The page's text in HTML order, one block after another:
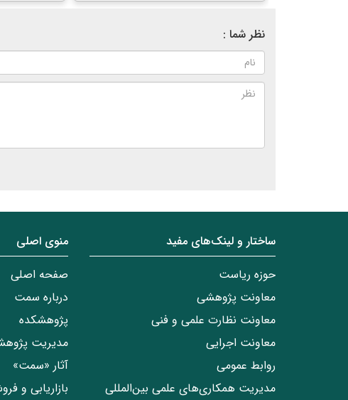
نظر شما :
ساختار‌‌ و‌‌ لینک‌های مفید
حوزه ریاست
معاونت پژوهشی
معاونت نظارت علمی و فنی
معاونت اجرایی
روابط عمومی
مدیریت همکاری‌های علمی بین‌المللی
منوی اصلی
صفحه اصلی
درباره سمت
پژوهشکده
مدیریت
آثار «سمت»
بازاریابی و